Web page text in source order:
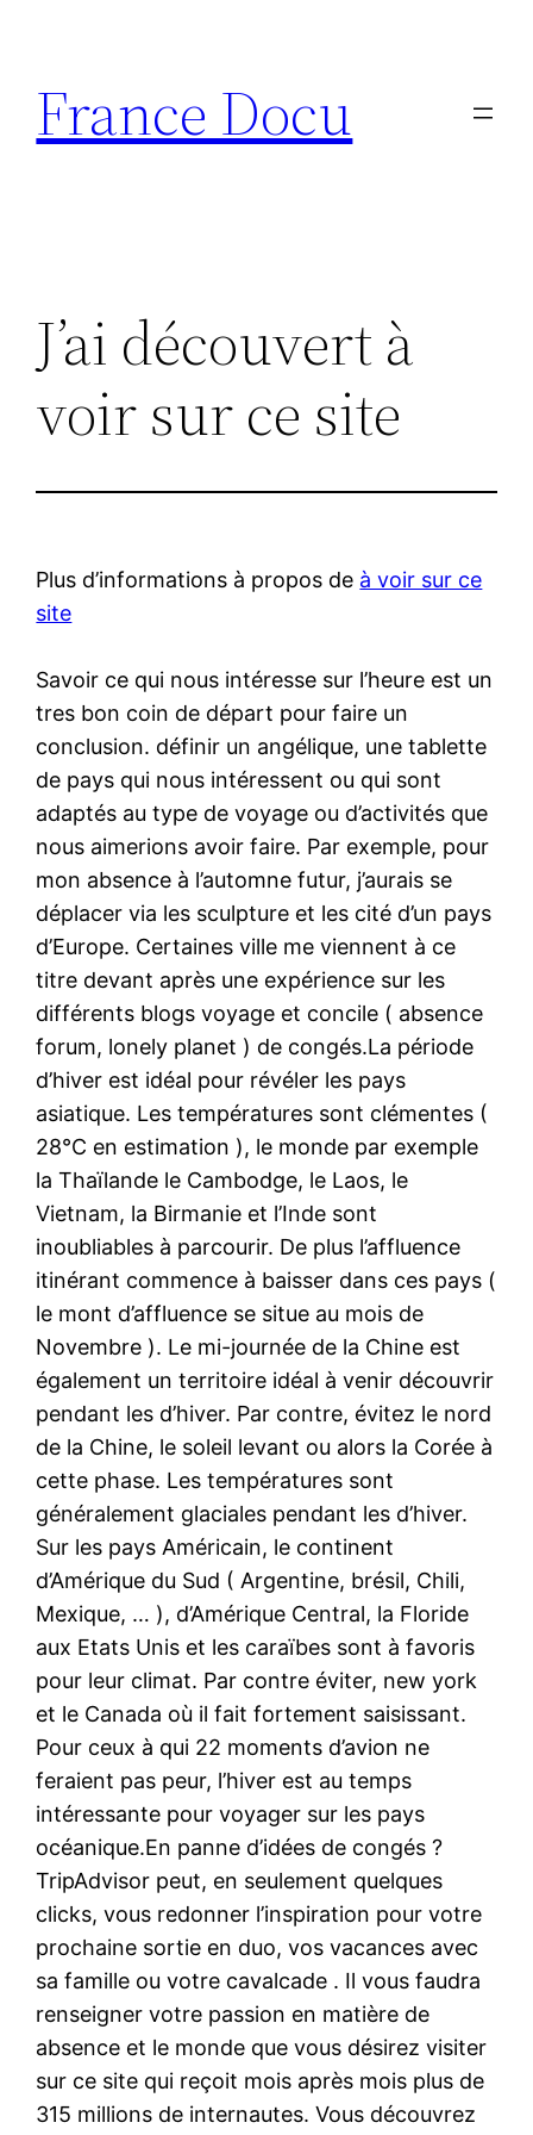
contenu
France Docu
J’ai découvert à
voir sur ce site
Plus d’informations à propos de à voir sur ce
site
Savoir ce qui nous intéresse sur l’heure est un
tres bon coin de départ pour faire un
conclusion. définir un angélique, une tablette
de pays qui nous intéressent ou qui sont
adaptés au type de voyage ou d’activités que
nous aimerions avoir faire. Par exemple, pour
mon absence à l’automne futur, j’aurais se
déplacer via les sculpture et les cité d’un pays
d’Europe. Certaines ville me viennent à ce
titre devant après une expérience sur les
différents blogs voyage et concile ( absence
forum, lonely planet ) de congés.La période
d’hiver est idéal pour révéler les pays
asiatique. Les températures sont clémentes (
28°C en estimation ), le monde par exemple
la Thaïlande le Cambodge, le Laos, le
Vietnam, la Birmanie et l’Inde sont
inoubliables à parcourir. De plus l’affluence
itinérant commence à baisser dans ces pays (
le mont d’affluence se situe au mois de
Novembre ). Le mi-journée de la Chine est
également un territoire idéal à venir découvrir
pendant les d’hiver. Par contre, évitez le nord
de la Chine, le soleil levant ou alors la Corée à
cette phase. Les températures sont
généralement glaciales pendant les d’hiver.
Sur les pays Américain, le continent
d’Amérique du Sud ( Argentine, brésil, Chili,
Mexique, … ), d’Amérique Central, la Floride
aux Etats Unis et les caraïbes sont à favoris
pour leur climat. Par contre éviter, new york
et le Canada où il fait fortement saisissant.
Pour ceux à qui 22 moments d’avion ne
feraient pas peur, l’hiver est au temps
intéressante pour voyager sur les pays
océanique.En panne d’idées de congés ?
TripAdvisor peut, en seulement quelques
clicks, vous redonner l’inspiration pour votre
prochaine sortie en duo, vos vacances avec
sa famille ou votre cavalcade . Il vous faudra
renseigner votre passion en matière de
absence et le monde que vous désirez visiter
sur ce site qui reçoit mois après mois plus de
315 millions de internautes. Vous découvrez